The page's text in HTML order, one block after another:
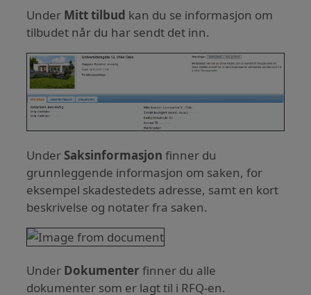
Under Mitt tilbud kan du se informasjon om
tilbudet når du har sendt det inn.
Under Saksinformasjon finner du
grunnleggende informasjon om saken, for
eksempel skadestedets adresse, samt en kort
beskrivelse og notater fra saken.
Under Dokumenterfinner du alle
dokumenter som er lagt til i RFQ-en.